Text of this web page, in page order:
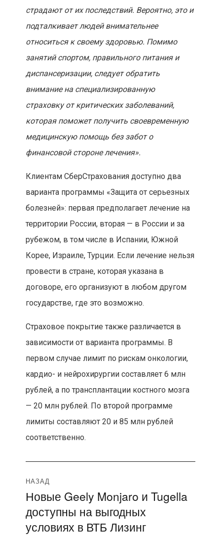
страдают от их последствий. Вероятно, это и
подталкивает людей внимательнее
относиться к своему здоровью. Помимо
занятий спортом, правильного питания и
диспансеризации, следует обратить
внимание на специализированную
страховку от критических заболеваний,
которая поможет получить своевременную
медицинскую помощь без забот о
финансовой стороне лечения».
Клиентам СберСтрахования доступно два
варианта программы «Защита от серьезных
болезней»: первая предполагает лечение на
территории России, вторая — в России и за
рубежом, в том числе в Испании, Южной
Корее, Израиле, Турции. Если лечение нельзя
провести в стране, которая указана в
договоре, его организуют в любом другом
государстве, где это возможно.
Страховое покрытие также различается в
зависимости от варианта программы. В
первом случае лимит по рискам онкологии,
кардио- и нейрохирургии составляет 6 млн
рублей, а по трансплантации костного мозга
— 20 млн рублей. По второй программе
лимиты составляют 20 и 85 млн рублей
соответственно.
Навигация
по
записям
НАЗАД
Предыдущая
запись:
Новые Geely Monjaro и Tugella
доступны на выгодных
условиях в ВТБ Лизинг